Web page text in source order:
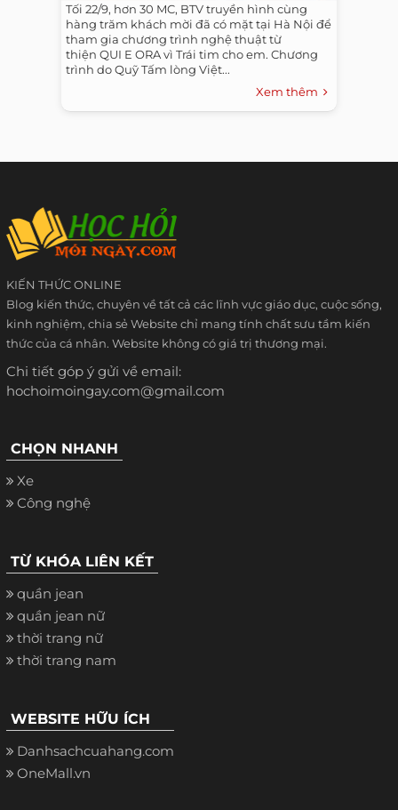
Tối 22/9, hơn 30 MC, BTV truyền hình cùng
hàng trăm khách mời đã có mặt tại Hà Nội để
tham gia chương trình nghệ thuật từ
thiện QUI E ORA vì Trái tim cho em. Chương
trình do Quỹ Tấm lòng Việt...
Xem thêm
KIẾN THỨC ONLINE
Blog kiến thức, chuyên về tất cả các lĩnh vực giáo dục, cuộc sống,
kinh nghiệm, chia sẻ Website chỉ mang tính chất sưu tầm kiến
thức của cá nhân. Website không có giá trị thương mại.
Chi tiết góp ý gửi về email:
hochoimoingay.com@gmail.com
CHỌN NHANH
Xe
Công nghệ
TỪ KHÓA LIÊN KẾT
quần jean
quần jean nữ
thời trang nữ
thời trang nam
WEBSITE HỮU ÍCH
Danhsachcuahang.com
OneMall.vn